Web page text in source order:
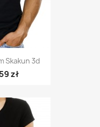
Skakun 3d
zł